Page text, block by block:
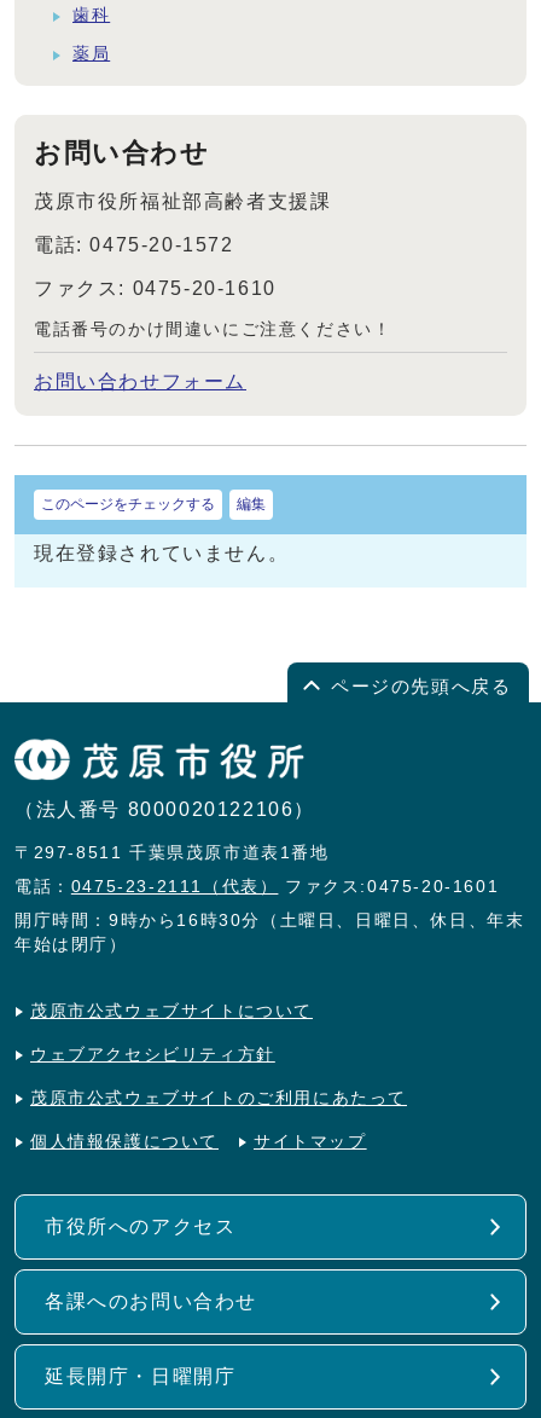
歯科
薬局
お問い合わせ
茂原市役所福祉部高齢者支援課
電話: 0475-20-1572
ファクス: 0475-20-1610
電話番号のかけ間違いにご注意ください！
お問い合わせフォーム
このページをチェックする 編集
現在登録されていません。
ページの先頭へ戻る
（法人番号 8000020122106）
〒297-8511 千葉県茂原市道表1番地
電話： 0475-23-2111（代表）
ファクス:0475-20-1601
開庁時間：9時から16時30分（土曜日、日曜日、休日、年末
年始は閉庁）
茂原市公式ウェブサイトについて
ウェブアクセシビリティ方針
茂原市公式ウェブサイトのご利用にあたって
個人情報保護について サイトマップ
市役所へのアクセス
各課へのお問い合わせ
延長開庁・日曜開庁